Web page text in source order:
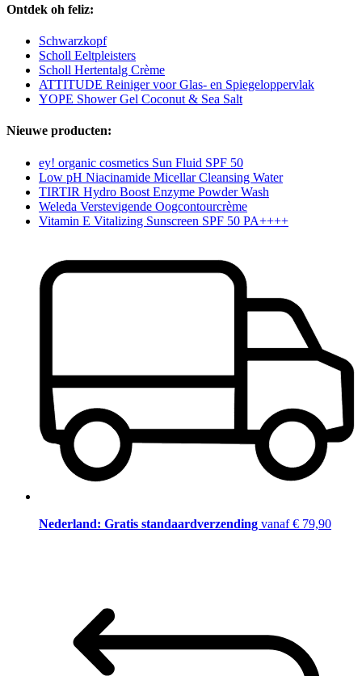
Ontdek oh feliz:
Schwarzkopf
Scholl Eeltpleisters
Scholl Hertentalg Crème
ATTITUDE Reiniger voor Glas- en Spiegeloppervlak
YOPE Shower Gel Coconut & Sea Salt
Nieuwe producten:
ey! organic cosmetics Sun Fluid SPF 50
Low pH Niacinamide Micellar Cleansing Water
TIRTIR Hydro Boost Enzyme Powder Wash
Weleda Verstevigende Oogcontourcrème
Vitamin E Vitalizing Sunscreen SPF 50 PA++++
Nederland: Gratis standaardverzending vanaf € 79,90